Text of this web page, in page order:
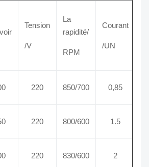
Tension
/V
La
rapidité/
RPM
Courant
/UN
220 850/700 0,85
220 800/600 1.5
220 830/600 2